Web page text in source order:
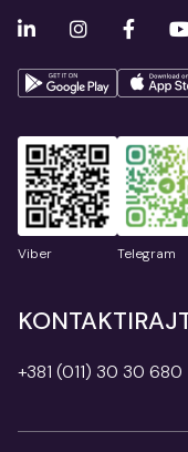
Viber Telegram
+381 (011) 30 30 680